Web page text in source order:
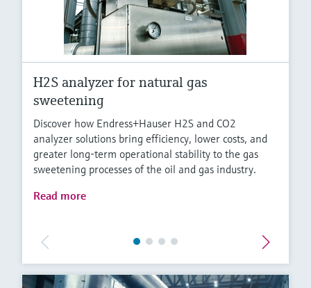
H2S analyzer for natural gas
sweetening
Discover how Endress+Hauser H2S and CO2
analyzer solutions bring efficiency, lower costs, and
greater long-term operational stability to the gas
sweetening processes of the oil and gas industry.
Read more